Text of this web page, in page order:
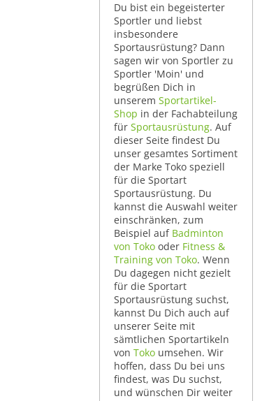
Du bist ein begeisterter
Sportler und liebst
insbesondere
Sportausrüstung? Dann
sagen wir von Sportler zu
Sportler 'Moin' und
begrüßen Dich in
unserem Sportartikel-
Shop in der Fachabteilung
für Sportausrüstung. Auf
dieser Seite findest Du
unser gesamtes Sortiment
der Marke Toko speziell
für die Sportart
Sportausrüstung. Du
kannst die Auswahl weiter
einschränken, zum
Beispiel auf Badminton
von Toko oder Fitness &
Training von Toko. Wenn
Du dagegen nicht gezielt
für die Sportart
Sportausrüstung suchst,
kannst Du Dich auch auf
unserer Seite mit
sämtlichen Sportartikeln
von Toko umsehen. Wir
hoffen, dass Du bei uns
findest, was Du suchst,
und wünschen Dir weiter